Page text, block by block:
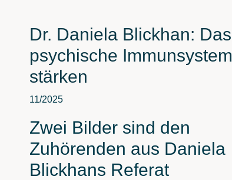
Dr. Daniela Blickhan: Das
psychische Immunsystem
stärken
11/2025
Zwei Bilder sind den
Zuhörenden aus Daniela
Blickhans Referat